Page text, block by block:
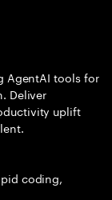
AgentAI tools for
Deliver
uplift
coding,